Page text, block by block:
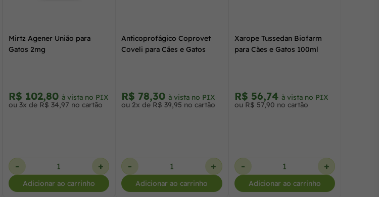
Mirtz Agener União para
Gatos 2mg
R$ 102,80 à vista no PIX
ou 3x de R$ 34,97 no cartão
- +
Adicionar ao carrinho
Anticoprofágico Coprovet
Coveli para Cães e Gatos
R$ 78,30 à vista no PIX
ou 2x de R$ 39,95 no cartão
- +
Adicionar ao carrinho
Xarope Tussedan Biofarm
para Cães e Gatos 100ml
R$ 56,74 à vista no PIX
ou R$ 57,90 no cartão
- +
Adicionar ao carrinho